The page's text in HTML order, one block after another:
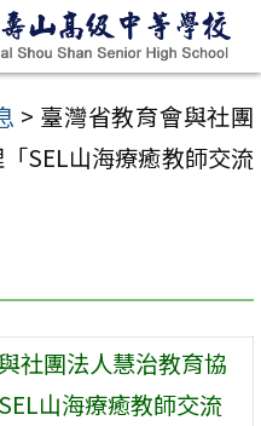
> 臺灣省教育會與社團
SEL山海療癒教師交流
社團法人慧治教育協
山海療癒教師交流